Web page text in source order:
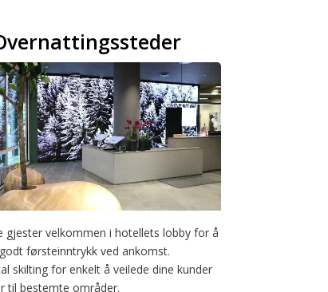
gjester velkommen i hotellets lobby for å
førsteinntrykk ved ankomst.
skilting for enkelt å veilede dine kunder
til bestemte områder.